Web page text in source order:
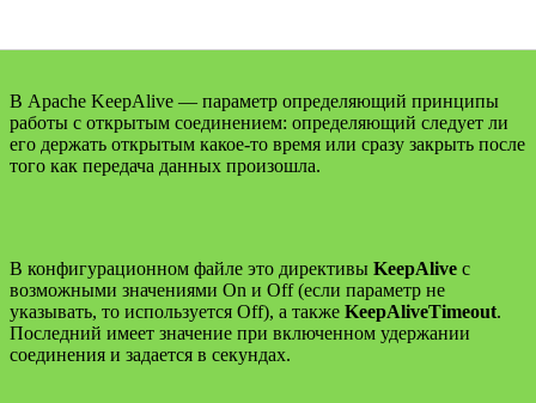
В Apache KeepAlive — параметр определяющий принципы
работы с открытым соединением: определяющий следует ли
его держать открытым какое-то время или сразу закрыть после
того как передача данных произошла.
В конфигурационном файле это директивы KeepAlive с
возможными значениями On и Off (если параметр не
указывать, то используется Off), а также KeepAliveTimeout.
Последний имеет значение при включенном удержании
соединения и задается в секундах.